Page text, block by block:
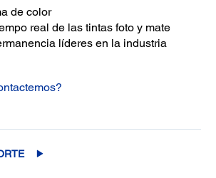
de color
real de las tintas foto y mate
líderes en la industria